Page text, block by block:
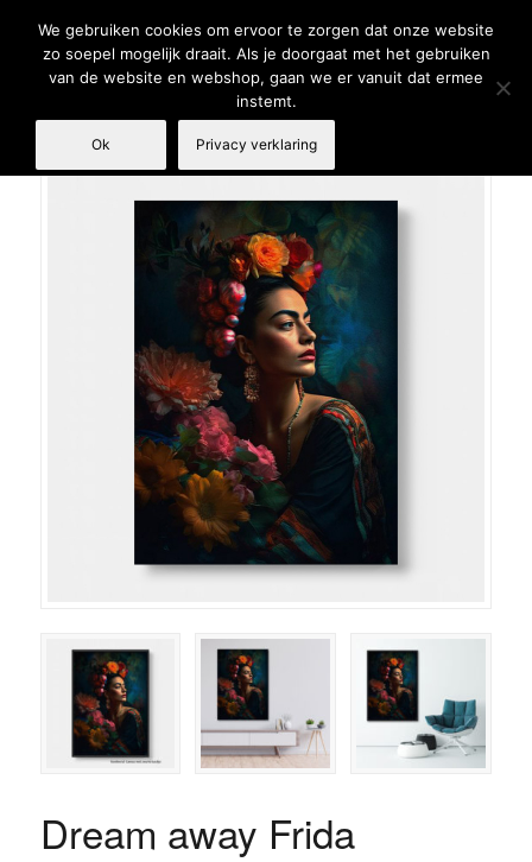
Dream away Frida
We gebruiken cookies om ervoor te zorgen dat onze website
zo soepel mogelijk draait. Als je doorgaat met het gebruiken
van de website en webshop, gaan we er vanuit dat ermee
instemt.
Ok Privacy verklaring